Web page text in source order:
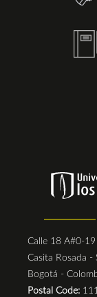
Calle 18 A#0-19
Casita Rosada -
Bogotá -
Postal Code: